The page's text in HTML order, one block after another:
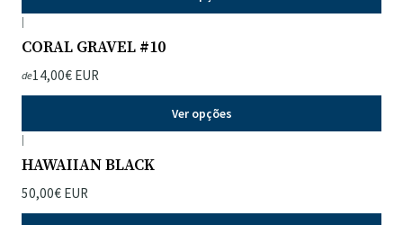
|
CORAL GRAVEL #10
de14,00€ EUR
Ver opções
|
HAWAIIAN BLACK
50,00€ EUR